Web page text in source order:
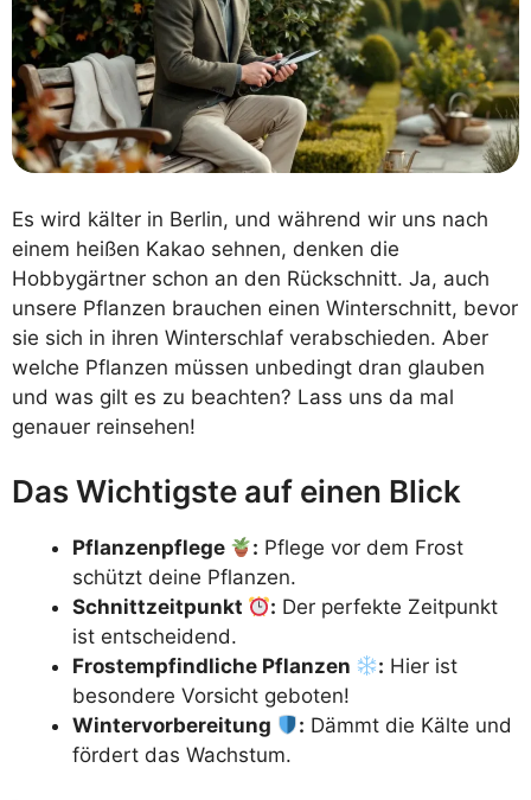
Es wird kälter in Berlin, und während wir uns nach
einem heißen Kakao sehnen, denken die
Hobbygärtner schon an den Rückschnitt. Ja, auch
unsere Pflanzen brauchen einen Winterschnitt, bevor
sie sich in ihren Winterschlaf verabschieden. Aber
welche Pflanzen müssen unbedingt dran glauben
und was gilt es zu beachten? Lass uns da mal
genauer reinsehen!
Das Wichtigste auf einen Blick
Pflanzenpflege : Pflege vor dem Frost
schützt deine Pflanzen.
Schnittzeitpunkt
: Der perfekte Zeitpunkt
ist entscheidend.
Frostempfindliche Pflanzen
: Hier ist
besondere Vorsicht geboten!
Wintervorbereitung
: Dämmt die Kälte und
fördert das Wachstum.